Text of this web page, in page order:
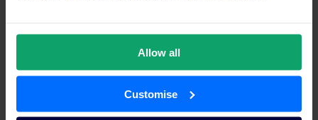
Allow all
Customise
O que é o construtor de sites WordPress? O
construtor de sites WordPress é uma
ferramenta popular que permite aos
utilizadores criar uma presença online ou um
site para o seu blogue, empresa ou